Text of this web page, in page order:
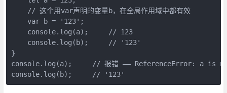
    // 这个用var声明的变量b，在全局作用域中都有效
    var b = '123';
    console.log(a);     // 123
    console.log(b);     // '123'
}
console.log(a);     // 报错 —— ReferenceError: a is
console.log(b);     // '123'